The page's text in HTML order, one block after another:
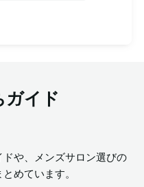
ガイド
や、メンズサロン選びの
めています。